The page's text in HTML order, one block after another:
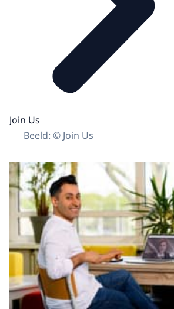
Join Us
Beeld: © Join Us